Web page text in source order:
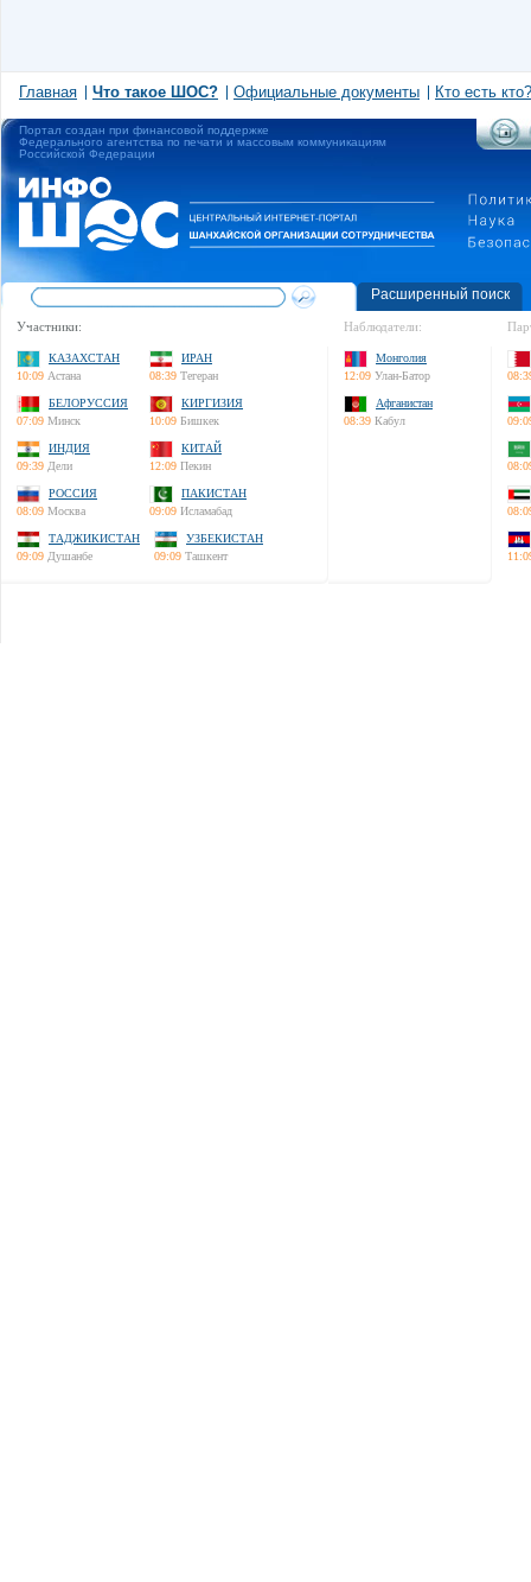
Главная Что такое ШОС? Официальные документы Кто есть кто?
Портал создан при финансовой поддержке
Федерального агентства по печати и массовым коммуникациям
Российской Федерации
Расширенный поиск
Участники:
КАЗАХСТАН
10:09 Астана
ИРАН
08:39 Тегеран
БЕЛОРУССИЯ
07:09 Минск
КИРГИЗИЯ
10:09 Бишкек
ИНДИЯ
09:39 Дели
КИТАЙ
12:09 Пекин
РОССИЯ
08:09 Москва
ПАКИСТАН
09:09 Исламабад
ТАДЖИКИСТАН
09:09 Душанбе
УЗБЕКИСТАН
09:09 Ташкент
Наблюдатели:
Монголия
12:09 Улан-Батор
Афганистан
08:39 Кабул